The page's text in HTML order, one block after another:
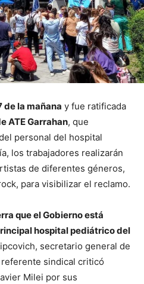
de la mañana y fue ratificada
ATE Garrahan, que
personal del hospital
los trabajadores realizarán
de diferentes géneros,
para visibilizar el reclamo.
que el Gobierno está
hospital pediátrico del
secretario general de
referente sindical criticó
Milei por sus